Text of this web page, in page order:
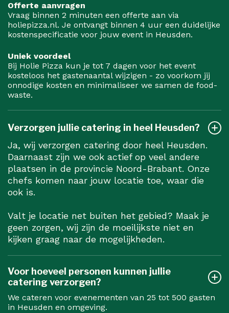
Offerte aanvragen
Vraag binnen 2 minuten een offerte aan via
holiepizza.nl. Je ontvangt binnen 4 uur een duidelijke
kostenspecificatie voor jouw event in Heusden.
Uniek voordeel
Bij Holie Pizza kun je tot 7 dagen voor het event
kosteloos het gastenaantal wijzigen - zo voorkom jij
onnodige kosten en minimaliseer we samen de food-
waste.
Verzorgen jullie catering in heel Heusden?
Ja, wij verzorgen catering door heel Heusden.
Daarnaast zijn we ook actief op veel andere
plaatsen in de provincie Noord-Brabant. Onze
chefs komen naar jouw locatie toe, waar die
ook is.
Valt je locatie net buiten het gebied? Maak je
geen zorgen, wij zijn de moeilijkste niet en
kijken graag naar de mogelijkheden.
Voor hoeveel personen kunnen jullie
catering verzorgen?
We cateren voor evenementen van 25 tot 500 gasten
in Heusden en omgeving.